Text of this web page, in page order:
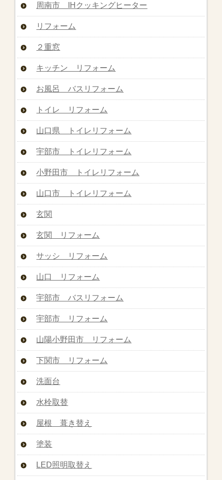
周南市 IHクッキングヒーター
リフォーム
２重窓
キッチン リフォーム
お風呂 バスリフォーム
トイレ リフォーム
山口県 トイレリフォーム
宇部市 トイレリフォーム
小野田市 トイレリフォーム
山口市 トイレリフォーム
玄関
玄関 リフォーム
サッシ リフォーム
山口 リフォーム
宇部市 バスリフォーム
宇部市 リフォーム
山陽小野田市 リフォーム
下関市 リフォーム
洗面台
水栓取替
屋根 葺き替え
塗装
LED照明取替え